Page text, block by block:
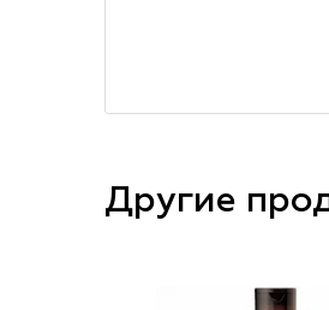
Другие